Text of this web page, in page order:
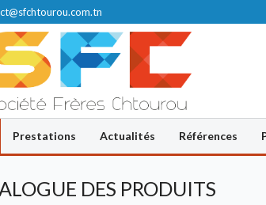
Prestations Actualités Références
DES PRODUITS